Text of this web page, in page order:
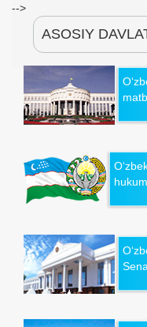
-->
ASOSIY